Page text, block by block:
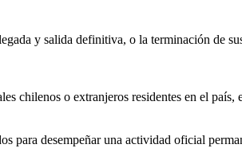
y salida definitiva, o la terminación de
chilenos o extranjeros residentes en el país,
desempeñar una actividad oficial